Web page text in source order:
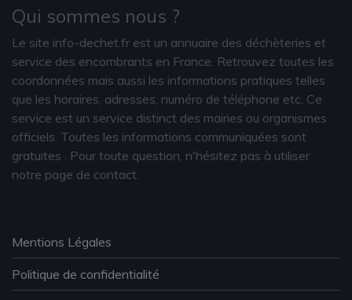
Qui sommes nous ?
Le site info-dechet.fr est un annuaire des déchèteries et
service des encombrants en France. Retrouvez toutes les
coordonnées mais aussi les informations pratiques telles
que les horaires, adresses, numéro de téléphone etc. Ce
service est un service distinct des mairies ou organismes
officiels. Toutes les informations communiquées sont
gratuites
. Pour toute question, n'hésitez pas à utiliser
notre page de contact.
Mentions Légales
Politique de confidentialité